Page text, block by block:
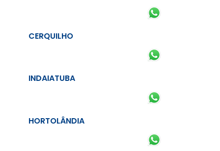
CERQUILHO
INDAIATUBA
HORTOLÂNDIA